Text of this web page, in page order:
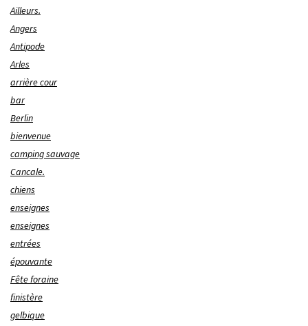
Ailleurs.
Angers
Antipode
Arles
arrière cour
bar
Berlin
bienvenue
camping sauvage
Cancale.
chiens
enseignes
enseignes
entrées
épouvante
Fête foraine
finistère
gelbique